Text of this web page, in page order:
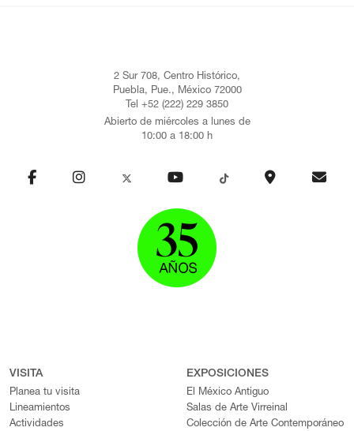
2 Sur 708, Centro Histórico,
Puebla, Pue., México 72000
Tel +52 (222) 229 3850
Abierto de miércoles a lunes de
10:00 a 18:00 h
VISITA
Planea tu visita
Lineamientos
Actividades
EXPOSICIONES
El México Antiguo
Salas de Arte Virreinal
Colección de Arte Contemporáneo